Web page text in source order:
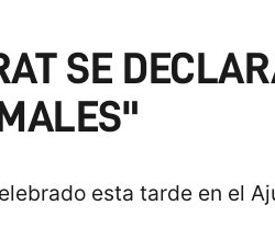
SE
esta tarde en el